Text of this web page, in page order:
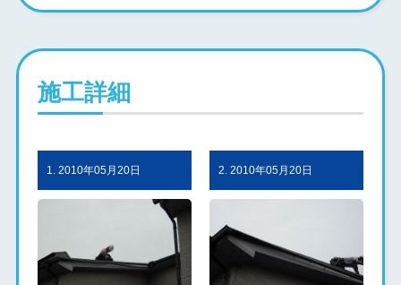
施工詳細
1. 2010年05月20日 2. 2010年05月20日